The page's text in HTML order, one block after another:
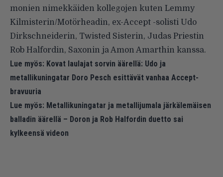
monien nimekkäiden kollegojen kuten Lemmy
Kilmisterin/Motörheadin, ex-Accept -solisti Udo
Dirkschneiderin, Twisted Sisterin, Judas Priestin
Rob Halfordin, Saxonin ja Amon Amarthin kanssa.
Lue myös: Kovat laulajat sorvin äärellä: Udo ja
metallikuningatar Doro Pesch esittävät vanhaa Accept-
bravuuria
Lue myös: Metallikuningatar ja metallijumala järkälemäisen
balladin äärellä – Doron ja Rob Halfordin duetto sai
kylkeensä videon